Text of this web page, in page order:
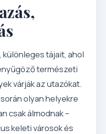
különleges tájait, ahol
természeti
várják az utazókat.
olyan helyekre
csak álmodnak –
keleti városok és